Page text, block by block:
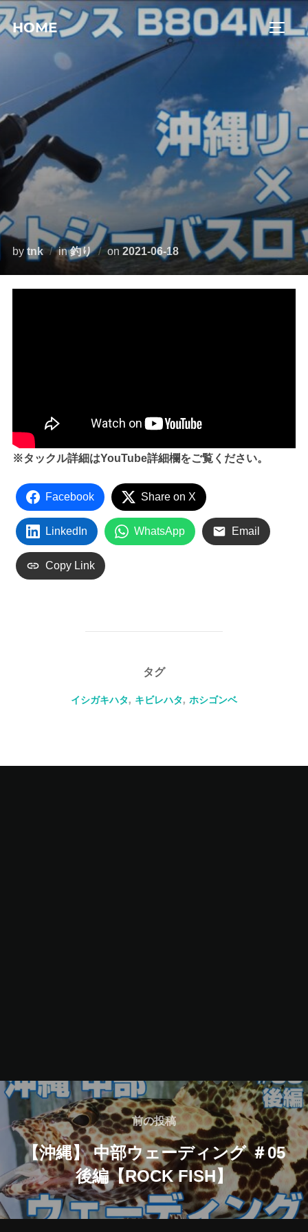
コ
ン
へ
ス
ッ
HOME サイ
by tnk in釣り on 投
日:
2021-06-18
※タックル詳細はYouTube詳細欄をご覧ください。
Facebook Share on X
LinkedIn WhatsApp Email
Copy Link
タグ
イシガキハタ, キビレハタ, ホシゴンベ
投
稿
ナ
ビ
ゲ
前
の
投
稿
前の投稿
【沖縄】 中部ウェーディング ＃05
後編【ROCK FISH】